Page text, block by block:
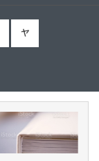
ヤ